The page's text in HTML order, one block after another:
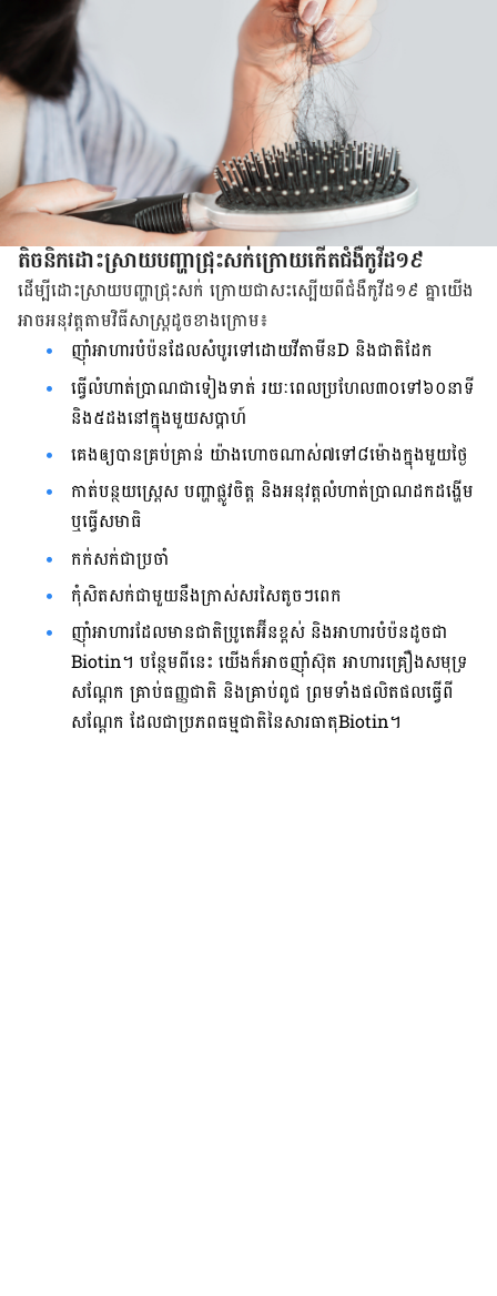
តិចនិក​​ដោះស្រាយ​បញ្ហា​​ជ្រុះ​សក់​ក្រោយ​កើត​ជំងឺ​កូវីដ​១៩​
​ដើម្បី​ដោះស្រាយ​បញ្ហា​ជ្រុះ​សក់​ ក្រោយ​ជា​សះ​ស្បើយ​ពី​ជំងឺ​កូវីដ​១៩​ គ្នា​យើង​
អាច​អនុវត្ត​តាម​វិធីសាស្ត្រ​ដូច​ខាង​ក្រោម​៖
​​ញ៉ាំ​អាហារ​បំប៉ន​ដែល​សំបូរ​ទៅ​ដោយ​វីតាមីន​D និង​ជាតិ​ដែក​
ធ្វើ​លំហាត់​ប្រាណ​ជា​ទៀងទាត់​​ រយៈពេល​ប្រហែល​៣០​ទៅ​៦០​នាទី​
និង​​៥ដង​នៅ​ក្នុង​មួយ​សប្ដាហ៍​
គេង​ឲ្យ​បាន​គ្រប់គ្រាន់​ យ៉ាង​ហោច​ណាស់​៧​ទៅ​៨​ម៉ោង​ក្នុង​មួយ​ថ្ងៃ​
កាត់បន្ថយ​​ស្រ្តេស បញ្ហា​ផ្លូវ​ចិត្ត​ និង​អនុវត្ត​លំហាត់​ប្រាណ​ដក​ដង្ហើម​
ឬ​ធ្វើ​សមាធិ
​កក់​សក់​ជា​ប្រចាំ
​​កុំ​សិត​សក់​ជាមួយ​នឹង​ក្រាស់​​សរសៃ​តូច​ៗ​ពេក​​​​​​
ញ៉ាំ​អាហារ​ដែល​មាន​ជាតិ​ប្រូតេអ៊ីន​ខ្ពស់ និង​អាហារ​បំប៉ន​ដូចជា​
Biotin។​ ​បន្ថែម​ពី​នេះ​ យើង​ក៏​អាច​ញ៉ាំ​ស៊ុត អាហារ​គ្រឿង​សមុទ្រ​
សណ្ដែក​ គ្រាប់​ធញ្ញជាតិ​ និង​គ្រាប់​ពូជ ព្រម​ទាំង​ផលិតផល​ធ្វើ​​ពី​
សណ្ដែក​ ដែល​ជា​ប្រភព​ធម្មជាតិ​នៃ​សារធាតុBiotin​។